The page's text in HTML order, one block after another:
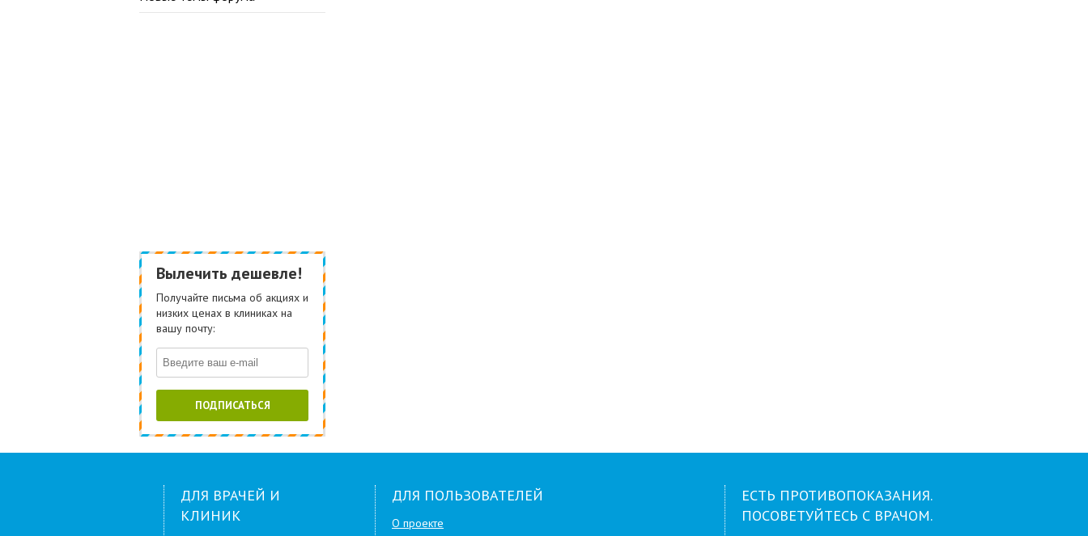
Вылечить дешевле!
Получайте письма об акциях и
низких ценах в клиниках на
вашу почту:
ПОДПИСАТЬСЯ
ДЛЯ ВРАЧЕЙ И
КЛИНИК
ДЛЯ ПОЛЬЗОВАТЕЛЕЙ
О проекте
ЕСТЬ ПРОТИВОПОКАЗАНИЯ.
ПОСОВЕТУЙТЕСЬ С ВРАЧОМ.